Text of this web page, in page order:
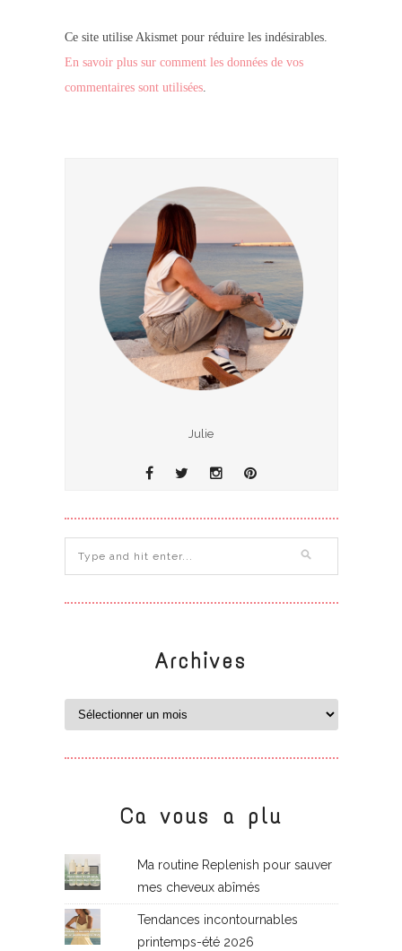
Ce site utilise Akismet pour réduire les indésirables.
En savoir plus sur comment les données de vos
commentaires sont utilisées.
Julie
Archives
Ca vous a plu
Ma routine Replenish pour sauver
mes cheveux abîmés
Tendances incontournables
printemps-été 2026